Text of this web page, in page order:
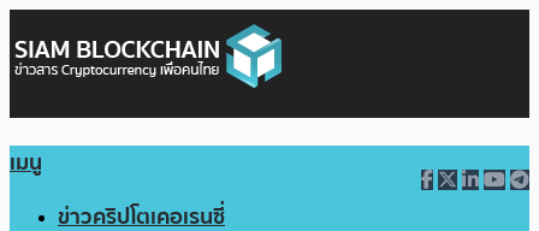
เมนู
ข่าวคริปโตเคอเรนซี่